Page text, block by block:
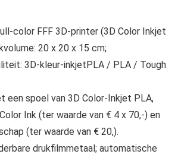
color FFF 3D-printer (3D Color Inkjet
20 x 20 x 15 cm;
3D-kleur-inkjetPLA / PLA / Tough
een spoel van 3D Color-Inkjet PLA,
Ink (ter waarde van € 4 x 70,-) en
(ter waarde van € 20,).
drukfilmmetaal; automatische